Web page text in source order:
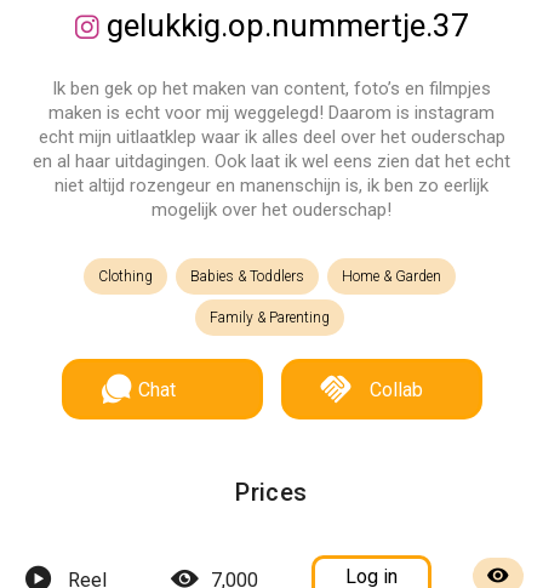
gelukkig.op.nummertje.37
Ik ben gek op het maken van content, foto’s en filmpjes
maken is echt voor mij weggelegd! Daarom is instagram
echt mijn uitlaatklep waar ik alles deel over het ouderschap
en al haar uitdagingen. Ook laat ik wel eens zien dat het echt
niet altijd rozengeur en manenschijn is, ik ben zo eerlijk
mogelijk over het ouderschap!
Clothing Babies & Toddlers Home & Garden
Family & Parenting
Chat Collab
Prices
Reel 7,000 Log in